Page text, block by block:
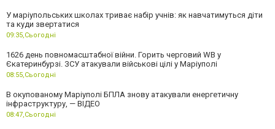
У маріупольських школах триває набір учнів: як навчатимуться діти
та куди звертатися
09:35,Сьогодні
1626 день повномасштабної війни. Горить черговий WB у
Єкатеринбурзі. ЗСУ атакували військові цілі у Маріуполі
08:55,Сьогодні
В окупованому Маріуполі БПЛА знову атакували енергетичну
інфраструктуру, — ВІДЕО
08:47,Сьогодні